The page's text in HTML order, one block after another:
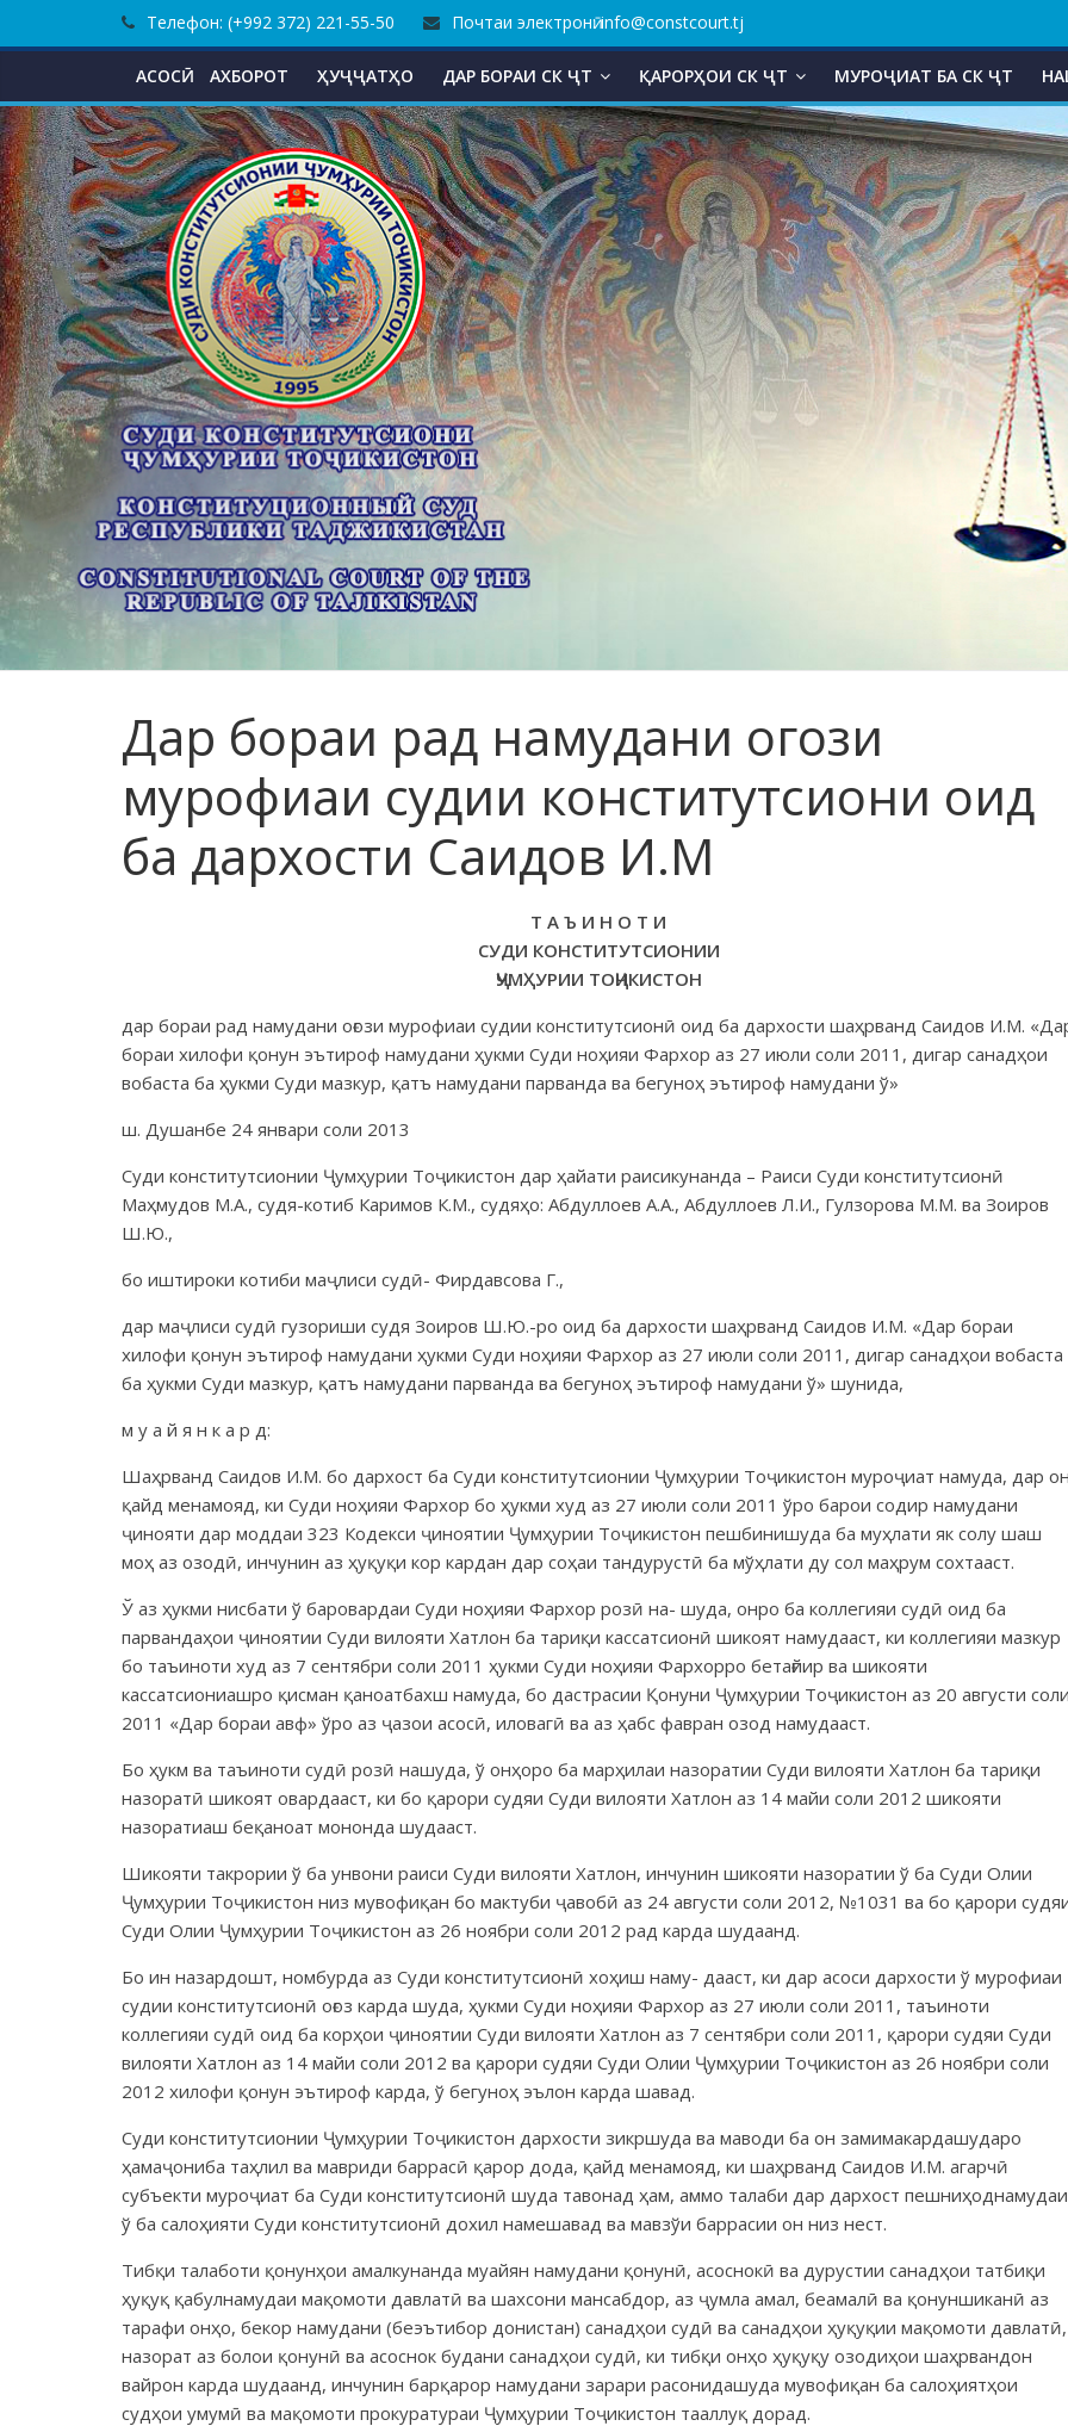
to
Телефон: (+992 372) 221-55-50 Почтаи электронӣ: info@constcourt.tj
АСОСӢ АХБОРОТ ҲУҶҶАТҲО ДАР БОРАИ СК ҶТ ҚАРОРҲОИ СК ҶТ МУРОҶИАТ БА СК ҶТ
Дар бораи рад намудани огози
мурофиаи судии конститутсиони оид
ба дархости Саидов И.М
Т А Ъ И Н О Т И
СУДИ КОНСТИТУТСИОНИИ
ҶУМҲУРИИ ТОҶИКИСТОН
дар бораи рад намудани оғози мурофиаи судии конститутсионӣ оид ба дархости шаҳрванд Саидов И.М.
бораи хилофи қонун эътироф намудани ҳукми Суди ноҳияи Фархор аз 27 июли соли 2011, дигар санадҳои
вобаста ба ҳукми Суди мазкур, қатъ намудани парванда ва бегуноҳ эътироф намудани ў»
ш. Душанбе 24 январи соли 2013
Суди конститутсионии Ҷумҳурии Тоҷикистон дар ҳайати раисикунанда – Раиси Суди конститутсионӣ
Маҳмудов М.А., судя-котиб Каримов К.М., судяҳо: Абдуллоев А.А., Абдуллоев Л.И., Гулзорова М.М. ва Зоиров
Ш.Ю.,
бо иштироки котиби маҷлиси судӣ- Фирдавсова Г.,
дар маҷлиси судӣ гузориши судя Зоиров Ш.Ю.-ро оид ба дархости шаҳрванд Саидов И.М. «Дар бораи
хилофи қонун эътироф намудани ҳукми Суди ноҳияи Фархор аз 27 июли соли 2011, дигар санадҳои вобаста
ба ҳукми Суди мазкур, қатъ намудани парванда ва бегуноҳ эътироф намудани ў» шунида,
м у а й я н к а р д:
Шаҳрванд Саидов И.М. бо дархост ба Суди конститутсионии Ҷумҳурии Тоҷикистон муроҷиат намуда, дар
қайд менамояд, ки Суди ноҳияи Фархор бо ҳукми худ аз 27 июли соли 2011 ўро барои содир намудани
ҷинояти дар моддаи 323 Кодекси ҷиноятии Ҷумҳурии Тоҷикистон пешбинишуда ба муҳлати як солу шаш
моҳ аз озодӣ, инчунин аз ҳуқуқи кор кардан дар соҳаи тандурустӣ ба мўҳлати ду сол маҳрум сохтааст.
Ў аз ҳукми нисбати ў баровардаи Суди ноҳияи Фархор розӣ на- шуда, онро ба коллегияи судӣ оид ба
парвандаҳои ҷиноятии Суди вилояти Хатлон ба тариқи кассатсионӣ шикоят намудааст, ки коллегияи мазкур
бо таъиноти худ аз 7 сентябри соли 2011 ҳукми Суди ноҳияи Фархорро бетағйир ва шикояти
кассатсиониашро қисман қаноатбахш намуда, бо дастрасии Қонуни Ҷумҳурии Тоҷикистон аз 20 августи
2011 «Дар бораи авф» ўро аз ҷазои асосӣ, иловагӣ ва аз ҳабс фавран озод намудааст.
Бо ҳукм ва таъиноти судӣ розӣ нашуда, ў онҳоро ба марҳилаи назоратии Суди вилояти Хатлон ба тариқи
назоратӣ шикоят овардааст, ки бо қарори судяи Суди вилояти Хатлон аз 14 майи соли 2012 шикояти
назоратиаш беқаноат мононда шудааст.
Шикояти такрории ў ба унвони раиси Суди вилояти Хатлон, инчунин шикояти назоратии ў ба Суди Олии
Ҷумҳурии Тоҷикистон низ мувофиқан бо мактуби ҷавобӣ аз 24 августи соли 2012, №1031 ва бо қарори
Суди Олии Ҷумҳурии Тоҷикистон аз 26 ноябри соли 2012 рад карда шудаанд.
Бо ин назардошт, номбурда аз Суди конститутсионӣ хоҳиш наму- дааст, ки дар асоси дархости ў мурофиаи
судии конститутсионӣ оғоз карда шуда, ҳукми Суди ноҳияи Фархор аз 27 июли соли 2011, таъиноти
коллегияи судӣ оид ба корҳои ҷиноятии Суди вилояти Хатлон аз 7 сентябри соли 2011, қарори судяи Суди
вилояти Хатлон аз 14 майи соли 2012 ва қарори судяи Суди Олии Ҷумҳурии Тоҷикистон аз 26 ноябри соли
2012 хилофи қонун эътироф карда, ў бегуноҳ эълон карда шавад.
Суди конститутсионии Ҷумҳурии Тоҷикистон дархости зикршуда ва маводи ба он замимакардашударо
ҳамаҷониба таҳлил ва мавриди баррасӣ қарор дода, қайд менамояд, ки шаҳрванд Саидов И.М. агарчӣ
субъекти муроҷиат ба Суди конститутсионӣ шуда тавонад ҳам, аммо талаби дар дархост пешниҳоднамудаи
ў ба салоҳияти Суди конститутсионӣ дохил намешавад ва мавзўи баррасии он низ нест.
Тибқи талаботи қонунҳои амалкунанда муайян намудани қонунӣ, асоснокӣ ва дурустии санадҳои татбиқи
ҳуқуқ қабулнамудаи мақомоти давлатӣ ва шахсони мансабдор, аз ҷумла амал, беамалӣ ва қонуншиканӣ аз
тарафи онҳо, бекор намудани (беэътибор донистан) санадҳои судӣ ва санадҳои ҳуқуқии мақомоти давлатӣ,
назорат аз болои қонунӣ ва асоснок будани санадҳои судӣ, ки тибқи онҳо ҳуқуқу озодиҳои шаҳрвандон
вайрон карда шудаанд, инчунин барқарор намудани зарари расонидашуда мувофиқан ба салоҳиятҳои
судҳои умумӣ ва мақомоти прокуратураи Ҷумҳурии Тоҷикистон тааллуқ дорад.